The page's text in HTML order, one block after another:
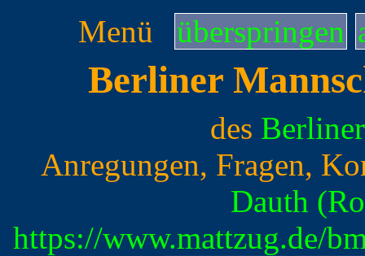
Menü überspringen
Berliner
des
Anregungen, Fragen,
Dauth
https://www.mattzug.de/